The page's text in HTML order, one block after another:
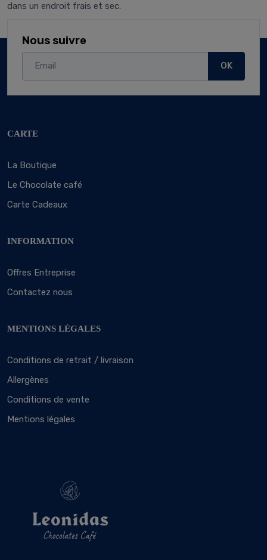
dans un endroit frais et sec.
Nous suivre
OK
CARTE
La Boutique
Le Chocolate café
Carte Cadeaux
INFORMATION
Offres Entreprise
Contactez nous
MENTIONS LÉGALES
Conditions de retrait / livraison
Allergènes
Conditions de vente
Mentions légales